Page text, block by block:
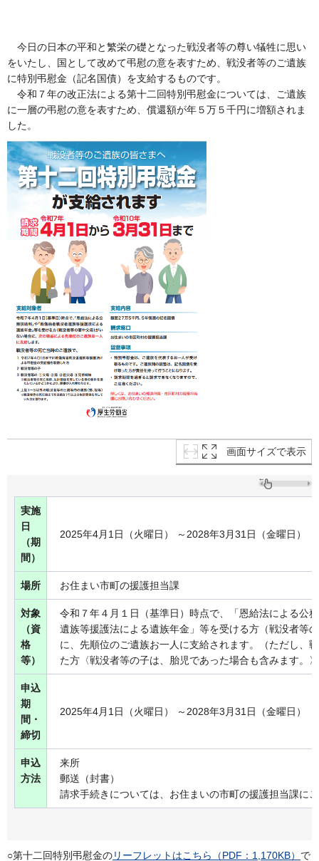
今日の日本の平和と繁栄の礎となった戦没者等の尊い犠牲に思い
をいたし、国として改めて弔慰の意を表すため、戦没者等のご遺族
に特別弔慰金（記名国債）を支給するものです。
令和７年の改正法による第十二回特別弔慰金については、ご遺族
に一層の弔慰の意を表すため、償還額が年５万５千円に増額されま
した。
画面サイズで表示
実施
日
（期
間）
2025年4月1日（火曜日） ～2028年3月31日（金曜日）
場所 お住まい市町の援護担当課
対象
（資
格
等）
令和７年４月１日（基準日）時点で、「恩給法による公
遺族等援護法による遺族年金」等を受ける方（戦没者等
に、先順位のご遺族お一人に支給されます。（ただし、
た方〈戦没者等の子は、胎児であった場合も含みます。
申込
期
間・
締切
2025年4月1日（火曜日） ～2028年3月31日（金曜日）
申込
方法
来所
郵送（封書）
請求手続きについては、お住まいの市町の援護担当課に
○第十二回特別弔慰金のリーフレットはこちら（PDF：1,170KB） で